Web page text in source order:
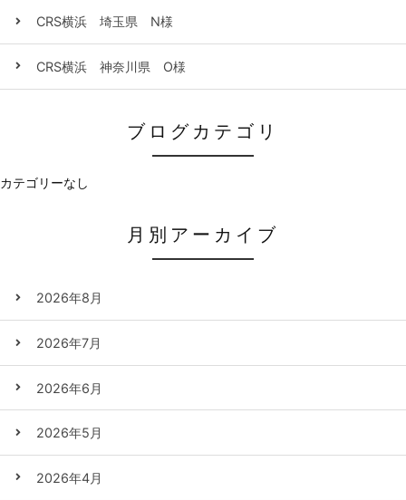
CRS横浜 埼玉県 N様
CRS横浜 神奈川県 O様
ブログカテゴリ
カテゴリーなし
月別アーカイブ
2026年8月
2026年7月
2026年6月
2026年5月
2026年4月